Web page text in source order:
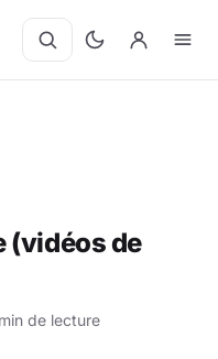
(vidéos de
de lecture